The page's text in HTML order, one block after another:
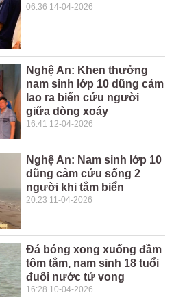
06:36 14-04-2026
Nghệ An: Khen thưởng
nam sinh lớp 10 dũng cảm
lao ra biển cứu người
giữa dòng xoáy
16:41 12-04-2026
Nghệ An: Nam sinh lớp 10
dũng cảm cứu sống 2
người khi tắm biển
20:23 11-04-2026
Đá bóng xong xuống đầm
tôm tắm, nam sinh 18 tuổi
đuối nước tử vong
16:28 10-04-2026